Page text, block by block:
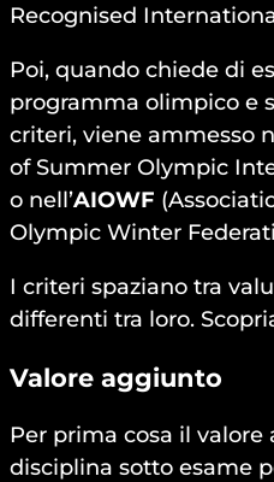
Recognised
Poi, quando chiede di
programma olimpico e
criteri, viene ammesso
of Summer Olympic
o nell’AIOWF
Olympic Winter
I criteri spaziano tra
differenti tra loro.
Valore aggiunto
Per prima cosa il valore
disciplina sotto esame